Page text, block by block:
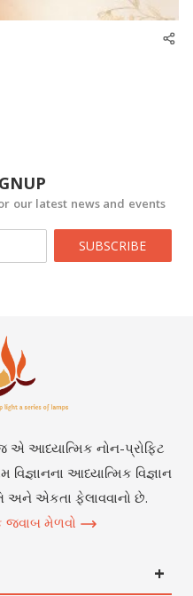
our latest news and events
SUBSCRIBE
એ આધ્યાત્મિક નોન-પ્રોફિટ
આધ્યાત્મિક વિજ્ઞાન
અને એકતા ફેલાવવાનો છે.
જવાબ મેળવો